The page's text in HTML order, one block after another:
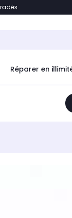
Accéder
Réparer en